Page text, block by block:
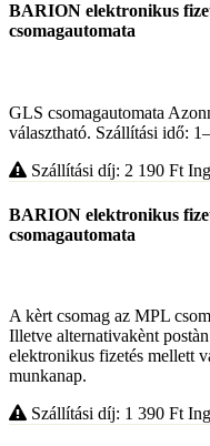
BARION elektronikus
csomagautomata
GLS csomagautomata
választható. Szállítási idő:
Szállítási díj: 2 190 Ft
BARION elektronikus
csomagautomata
A kèrt csomag az MPL
Illetve alternativakènt
elektronikus fizetés mellett
munkanap.
Szállítási díj: 1 390 Ft